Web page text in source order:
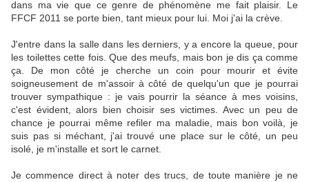
dans ma vie que ce genre de phénomène me fait plaisir. Le
FFCF 2011 se porte bien, tant mieux pour lui. Moi j'ai la crève.
J'entre dans la salle dans les derniers, y a encore la queue, pour
les toilettes cette fois. Que des meufs, mais bon je dis ça comme
ça. De mon côté je cherche un coin pour mourir et évite
soigneusement de m'assoir à côté de quelqu'un que je pourrai
trouver sympathique : je vais pourrir la séance à mes voisins,
c'est évident, alors bien choisir ses victimes. Avec un peu de
chance je pourrai même refiler ma maladie, mais bon voilà, je
suis pas si méchant, j'ai trouvé une place sur le côté, un peu
isolé, je m'installe et sort le carnet.
Je commence direct à noter des trucs, de toute manière je ne